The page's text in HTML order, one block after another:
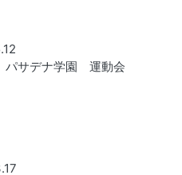
サデナ学園 運動会